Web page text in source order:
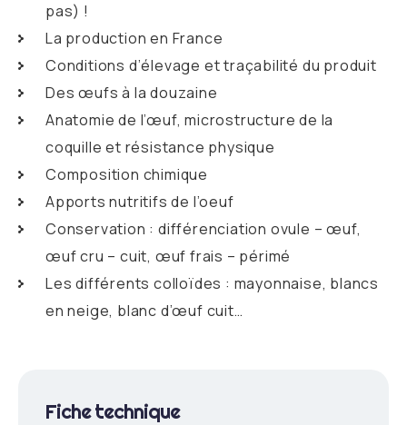
pas) !
La production en France
Conditions d’élevage et traçabilité du produit
Des œufs à la douzaine
Anatomie de l’œuf, microstructure de la
coquille et résistance physique
Composition chimique
Apports nutritifs de l’oeuf
Conservation : différenciation ovule – œuf,
œuf cru – cuit, œuf frais – périmé
Les différents colloïdes : mayonnaise, blancs
en neige, blanc d’œuf cuit…
Fiche technique